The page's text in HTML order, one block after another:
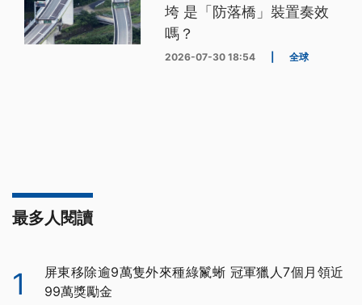
垮 是「防落橋」裝置奏效
嗎？
2026-07-30 18:54 全球
最多人閱讀
1
屏東移除逾9萬隻外來種綠鬣蜥 冠軍獵人7個月領近
99萬獎勵金